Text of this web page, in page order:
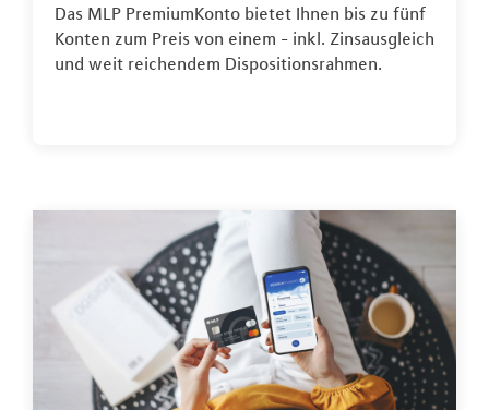
Das MLP PremiumKonto bietet Ihnen bis zu fünf
Konten zum Preis von einem - inkl. Zinsausgleich
und weit reichendem Dispositionsrahmen.